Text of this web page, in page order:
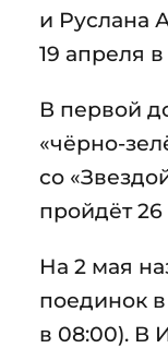
и Руслана
19 апреля
В первой
«чёрно-
со
пройдёт
На 2 мая
поединок
в 08:00). В